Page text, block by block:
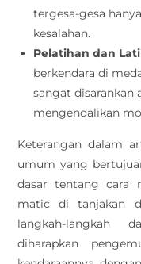
tergesa-gesa
kesalahan.
Pelatihan dan
berkendara di
sangat disarankan
mengendalikan
Keterangan dalam
umum yang
dasar tentang cara
matic di tanjakan
langkah-langkah
diharapkan